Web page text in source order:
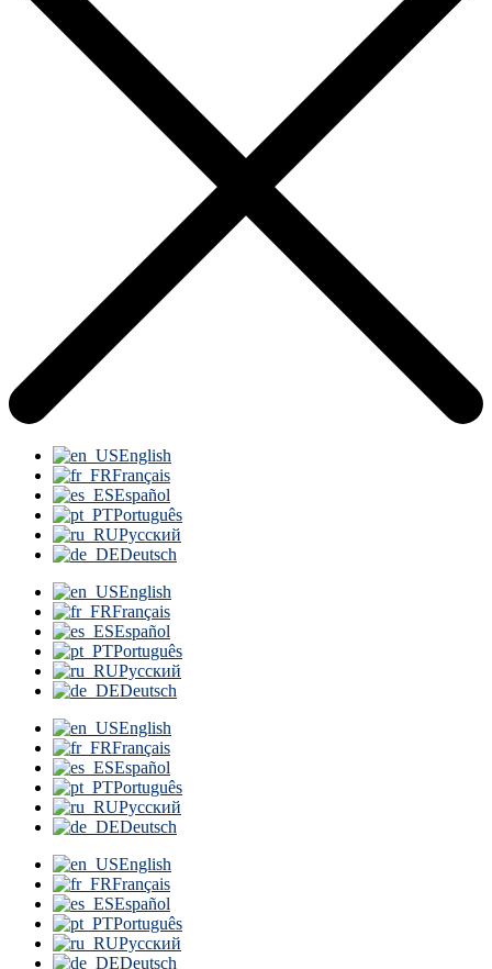
English
Français
Español
Português
Русский
Deutsch
English
Français
Español
Português
Русский
Deutsch
English
Français
Español
Português
Русский
Deutsch
English
Français
Español
Português
Русский
Deutsch